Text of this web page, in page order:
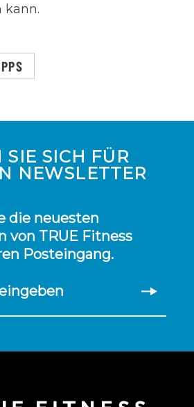
kann.
SIE SICH FÜR
NEWSLETTER
die neuesten
von TRUE Fitness
Posteingang.